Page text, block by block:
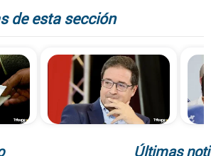
de esta sección
Últimas